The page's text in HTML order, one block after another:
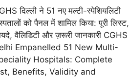
दिल्ली ने 51 नए मल्टी-स्पेशियलिटी
को पैनल में शामिल किया: पूरी लिस्ट,
वैलिडिटी और ज़रूरी जानकारी CGHS
Empanelled 51 New Multi-
Hospitals: Complete
Benefits, Validity and